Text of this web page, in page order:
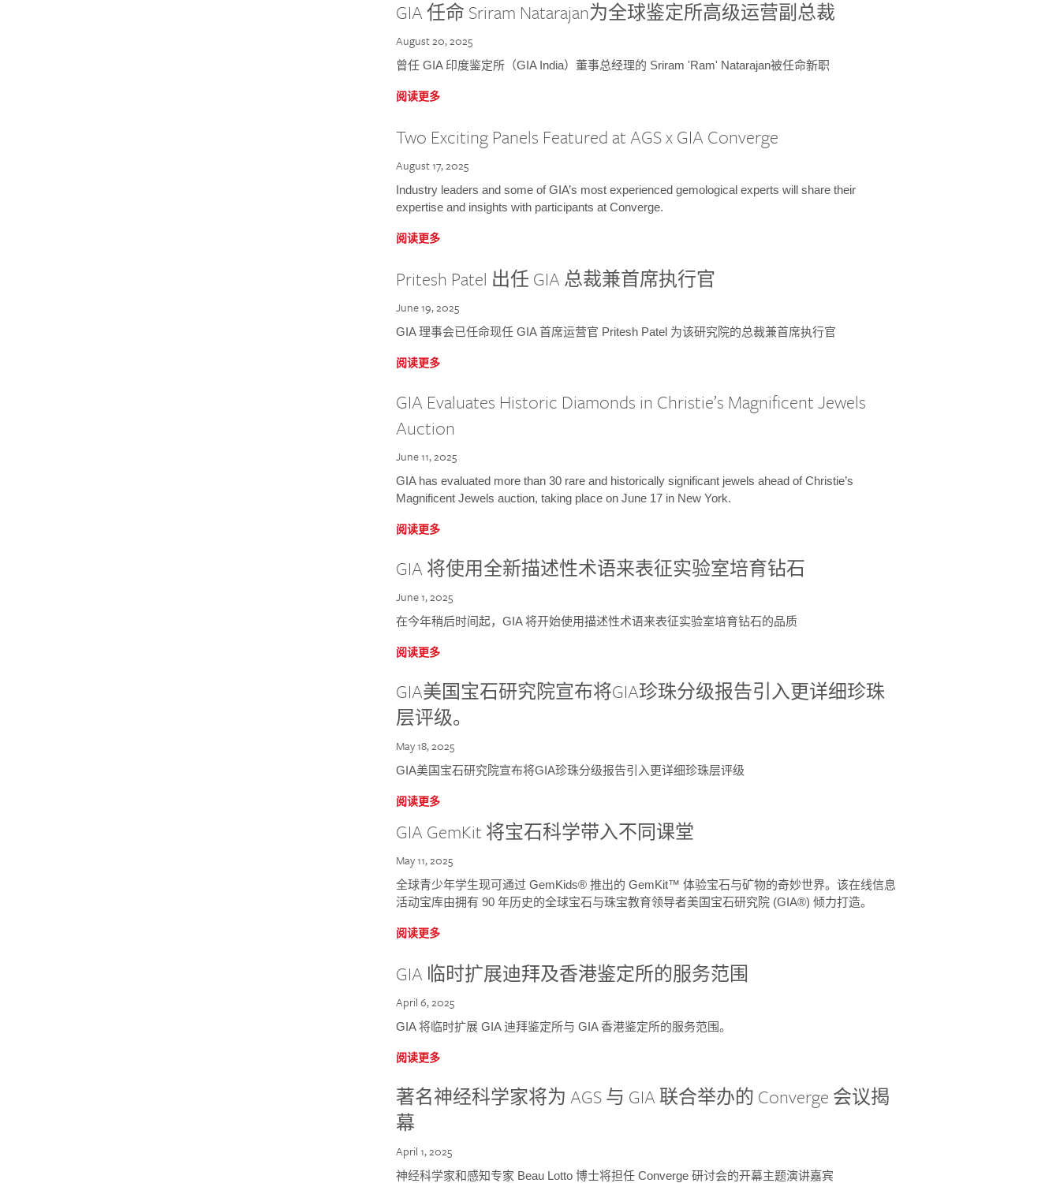
GIA 任命 Sriram Natarajan为全球鉴定所高级运营副总裁
August 20, 2025
曾任 GIA 印度鉴定所（GIA India）董事总经理的 Sriram 'Ram' Natarajan被任命新职
阅读更多
Two Exciting Panels Featured at AGS x GIA Converge
August 17, 2025
Industry leaders and some of GIA’s most experienced gemological experts will share their
expertise and insights with participants at Converge.
阅读更多
Pritesh Patel 出任 GIA 总裁兼首席执行官
June 19, 2025
GIA 理事会已任命现任 GIA 首席运营官 Pritesh Patel 为该研究院的总裁兼首席执行官
阅读更多
GIA Evaluates Historic Diamonds in Christie’s Magnificent Jewels
Auction
June 11, 2025
GIA has evaluated more than 30 rare and historically significant jewels ahead of Christie’s
Magnificent Jewels auction, taking place on June 17 in New York.
阅读更多
GIA 将使用全新描述性术语来表征实验室培育钻石
June 1, 2025
在今年稍后时间起，GIA 将开始使用描述性术语来表征实验室培育钻石的品质
阅读更多
GIA美国宝石研究院宣布将GIA珍珠分级报告引入更详细珍珠
层评级。
May 18, 2025
GIA美国宝石研究院宣布将GIA珍珠分级报告引入更详细珍珠层评级
阅读更多
GIA GemKit 将宝石科学带入不同课堂
May 11, 2025
全球青少年学生现可通过 GemKids® 推出的 GemKit™ 体验宝石与矿物的奇妙世界。该在线信息
活动宝库由拥有 90 年历史的全球宝石与珠宝教育领导者美国宝石研究院 (GIA®) 倾力打造。
阅读更多
GIA 临时扩展迪拜及香港鉴定所的服务范围
April 6, 2025
GIA 将临时扩展 GIA 迪拜鉴定所与 GIA 香港鉴定所的服务范围。
阅读更多
著名神经科学家将为 AGS 与 GIA 联合举办的 Converge 会议揭
幕
April 1, 2025
神经科学家和感知专家 Beau Lotto 博士将担任 Converge 研讨会的开幕主题演讲嘉宾